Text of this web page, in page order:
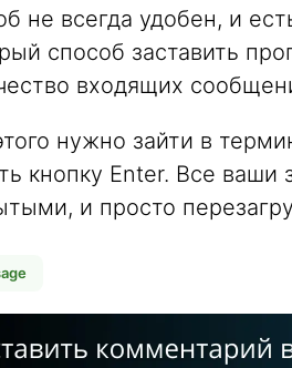
не всегда удобен, и
способ заставить
входящих
нужно зайти в
кнопку Enter. Все
и просто